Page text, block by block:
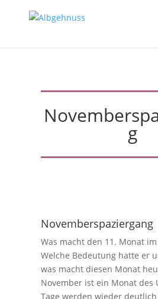
g
Novemberspaziergang
Was macht den 11. Monat
Welche Bedeutung hatte er
was macht diesen Monat
November ist ein Monat des
Tage werden wieder